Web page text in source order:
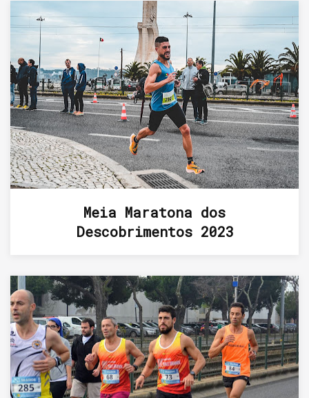
Meia Maratona dos
Descobrimentos 2023